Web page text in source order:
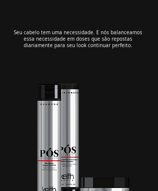
Seu cabelo tem uma necessidade. E nós balanceamos
essa necessidade em doses que são repostas
diariamente para seu look continuar perfeito.